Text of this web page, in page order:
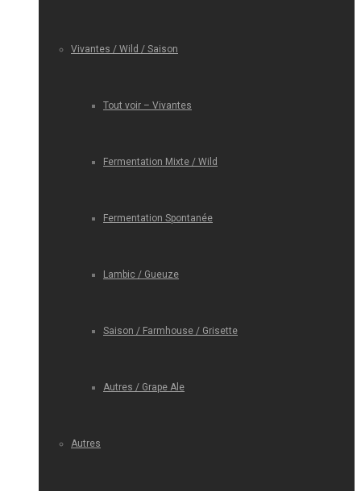
Vivantes / Wild / Saison
Tout voir – Vivantes
Fermentation Mixte / Wild
Fermentation Spontanée
Lambic / Gueuze
Saison / Farmhouse / Grisette
Autres / Grape Ale
Autres